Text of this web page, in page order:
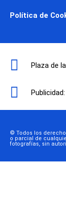
Política de
Plaza de
© Todos los
o parcial de
fotografías, sin